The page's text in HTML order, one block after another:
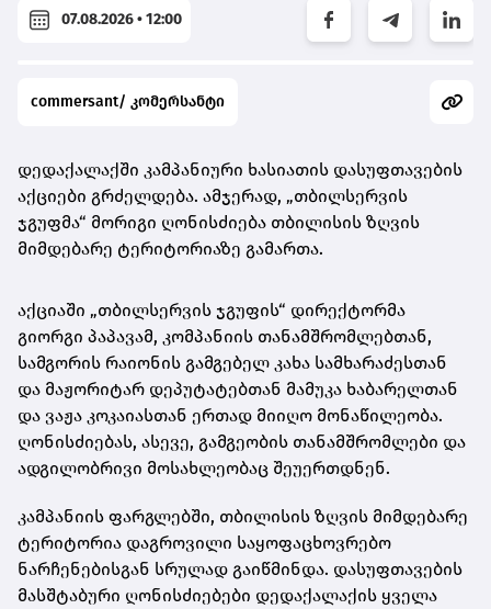
07.08.2026 • 12:00
commersant/ კომერსანტი
დედაქალაქში კამპანიური ხასიათის დასუფთავების
აქციები გრძელდება. ამჯერად, „თბილსერვის
ჯგუფმა“ მორიგი ღონისძიება თბილისის ზღვის
მიმდებარე ტერიტორიაზე გამართა.
აქციაში „თბილსერვის ჯგუფის“ დირექტორმა
გიორგი პაპავამ, კომპანიის თანამშრომლებთან,
სამგორის რაიონის გამგებელ კახა სამხარაძესთან
და მაჟორიტარ დეპუტატებთან მამუკა ხაბარელთან
და ვაჟა კოკაიასთან ერთად მიიღო მონაწილეობა.
ღონისძიებას, ასევე, გამგეობის თანამშრომლები და
ადგილობრივი მოსახლეობაც შეუერთდნენ.
კამპანიის ფარგლებში, თბილისის ზღვის მიმდებარე
ტერიტორია დაგროვილი საყოფაცხოვრებო
ნარჩენებისგან სრულად გაიწმინდა. დასუფთავების
მასშტაბური ღონისძიებები დედაქალაქის ყველა